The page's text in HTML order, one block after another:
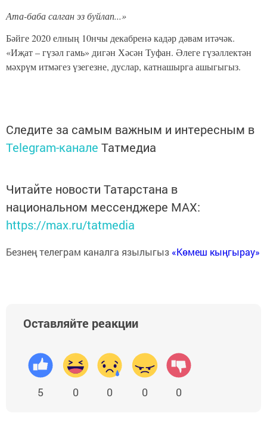
Ата-баба салган эз буйлап...»
Бәйге 2020 елның 10нчы декабренә кадәр дәвам итәчәк.
«Иҗат – гүзәл гамь» дигән Хәсән Туфан. Әлеге гүзәллектән
мәхрүм итмәгез үзегезне, дуслар, катнашырга ашыгыгыз.
Следите за самым важным и интересным в
Telegram-канале Татмедиа
Читайте новости Татарстана в
национальном мессенджере MАХ:
https://max.ru/tatmedia
Безнең телеграм каналга язылыгыз «Көмеш кыңгырау»
Оставляйте реакции
5 0 0 0 0